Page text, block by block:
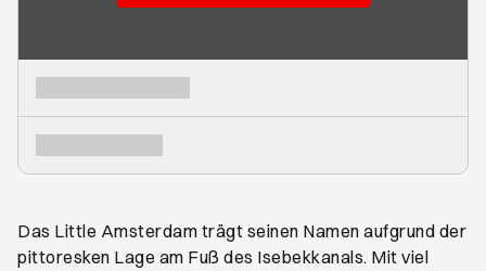
Das Little Amsterdam trägt seinen Namen aufgrund der
pittoresken Lage am Fuß des Isebekkanals. Mit viel